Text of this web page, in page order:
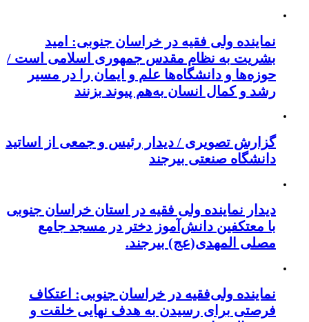
نماینده ولی فقیه در خراسان جنوبی‌: امید
بشریت به نظام مقدس جمهوری اسلامی است /
حوزه‌ها و دانشگاه‌ها علم و ایمان را در مسیر
رشد و کمال انسان به‌هم پیوند بزنند
گزارش تصویری / دیدار رئیس و جمعی از اساتید
دانشگاه صنعتی بیرجند
دیدار نماینده ولی فقیه در استان خراسان جنوبی
با معتکفین دانش‌آموز دختر در مسجد جامع
مصلی المهدی(عج) بیرجند.
نماینده ولی‌فقیه در خراسان جنوبی: اعتکاف
فرصتی برای رسیدن به هدف نهایی خلقت و